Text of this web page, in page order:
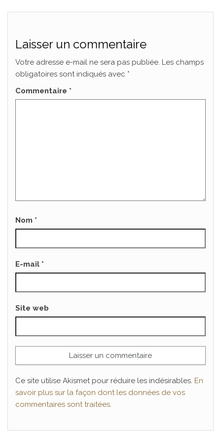
Laisser un commentaire
Votre adresse e-mail ne sera pas publiée. Les champs
obligatoires sont indiqués avec *
Commentaire *
Nom *
E-mail *
Site web
Ce site utilise Akismet pour réduire les indésirables. En
savoir plus sur la façon dont les données de vos
commentaires sont traitées.